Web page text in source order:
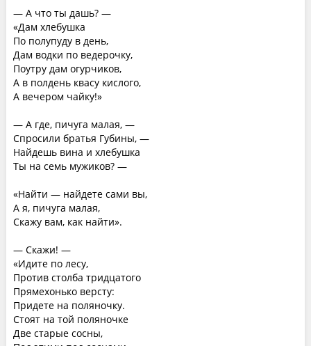
— А что ты дашь? —
«Дам хлебушка
По полупуду в день,
Дам водки по ведерочку,
Поутру дам огурчиков,
А в полдень квасу кислого,
А вечером чайку!»
— А где, пичуга малая, —
Спросили братья Губины, —
Найдешь вина и хлебушка
Ты на семь мужиков? —
«Найти — найдете сами вы,
А я, пичуга малая,
Скажу вам, как найти».
— Скажи! —
«Идите по лесу,
Против столба тридцатого
Прямехонько версту:
Придете на поляночку.
Стоят на той поляночке
Две старые сосны,